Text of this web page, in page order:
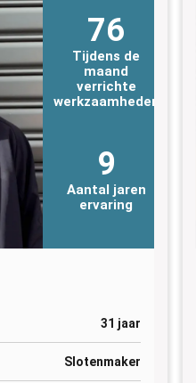
76
Tijdens de
maand
verrichte
werkzaamheden
9
Aantal jaren
ervaring
31 jaar
Slotenmaker